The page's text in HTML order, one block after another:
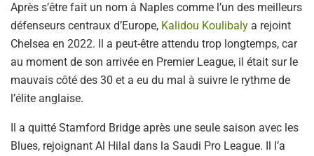
Après s’être fait un nom à Naples comme l’un des meilleurs
défenseurs centraux d’Europe, Kalidou Koulibaly a rejoint
Chelsea en 2022. Il a peut-être attendu trop longtemps, car
au moment de son arrivée en Premier League, il était sur le
mauvais côté des 30 et a eu du mal à suivre le rythme de
l’élite anglaise.
Il a quitté Stamford Bridge après une seule saison avec les
Blues, rejoignant Al Hilal dans la Saudi Pro League. Il l’a